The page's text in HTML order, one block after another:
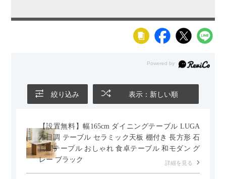
絞り込み 表示：新しい順
【設置無料】幅165cm ダイニングテーブル LUGA
木目調 テーブル セラミック天板 棚付き 長方形 石
目調テーブル おしゃれ 食卓テーブル 和モダン グ
レー ブラック
詳細を見る